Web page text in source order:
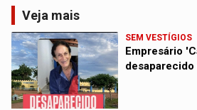
Veja mais
SEM VESTÍGIOS
Empresário